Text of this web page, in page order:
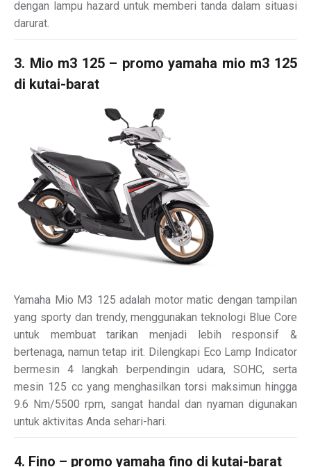
dengan lampu hazard untuk memberi tanda dalam situasi
darurat.
3. Mio m3 125 – promo yamaha mio m3 125
di kutai-barat
Yamaha Mio M3 125 adalah motor matic dengan tampilan
yang sporty dan trendy, menggunakan teknologi Blue Core
untuk membuat tarikan menjadi lebih responsif &
bertenaga, namun tetap irit. Dilengkapi Eco Lamp Indicator
bermesin 4 langkah berpendingin udara, SOHC, serta
mesin 125 cc yang menghasilkan torsi maksimun hingga
9.6 Nm/5500 rpm, sangat handal dan nyaman digunakan
untuk aktivitas Anda sehari-hari.
4. Fino – promo yamaha fino di kutai-barat